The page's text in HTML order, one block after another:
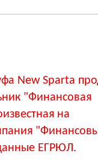
New Sparta
"Финансовая
на
ЕГРЮЛ.